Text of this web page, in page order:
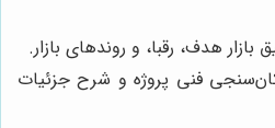
بازار هدف، رقبا، و روند‌های بازار.
فنی پروژه و شرح جزئیات